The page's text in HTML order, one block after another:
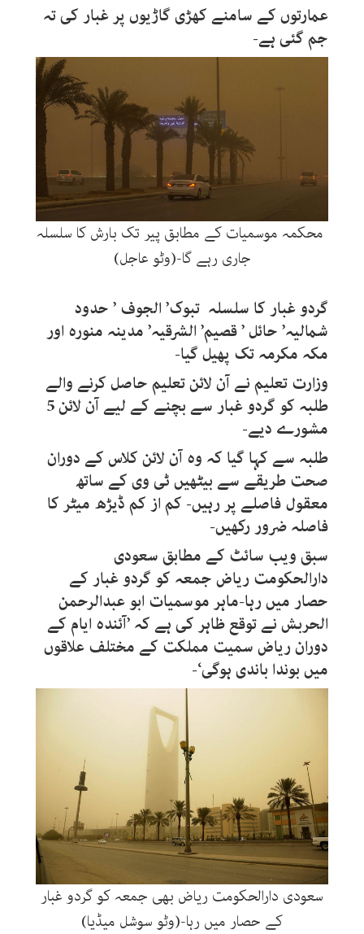
عمارتوں کے سامنے کھڑی گاڑیوں پر غبار کی تہ
جم گئی ہے-
محکمہ موسمیات کے مطابق پیر تک بارش کا سلسلہ
جاری رہے گا-(وٹو عاجل)
گردو غبار کا سلسلہ تبوک’ الجوف ’ حدود
شمالیہ’ حائل ’ قصیم’ الشرقیہ’ مدینہ منورہ اور
مکہ مکرمہ تک پھیل گیا-
وزارت تعلیم نے آن لائن تعلیم حاصل کرنے والے
طلبہ کو گردو غبار سے بچنے کے لیے آن لائن 5
مشورے دیے-
طلبہ سے کہا گیا کہ وہ آن لائن کلاس کے دوران
صحت طریقے سے بیٹھیں ٹی وی کے ساتھ
معقول فاصلے پر رہیں- کم از کم ڈیڑھ میٹر کا
فاصلہ ضرور رکھیں-
سبق ویب سائٹ کے مطابق سعودی
دارالحکومت ریاض جمعہ کو گردو غبار کے
حصار میں رہا-ماہر موسمیات ابو عبدالرحمن
الحربش نے توقع ظاہر کی ہے کہ ’آئندہ ایام کے
دوران ریاض سمیت مملکت کے مختلف علاقوں
میں بوندا باندی ہوگی‘-
سعودی دارالحکومت ریاض بھی جمعہ کو گردو غبار
کے حصار میں رہا-(وٹو سوشل میڈیا)